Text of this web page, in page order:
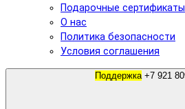
Подарочные сертификаты
О нас
Политика безопасности
Условия соглашения
Поддержка